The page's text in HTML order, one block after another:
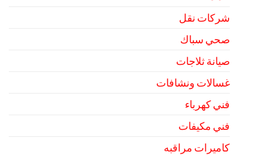
شركات نقل
صحي سباك
صيانة ثلاجات
غسالات ونشافات
فني كهرباء
فني مكيفات
كاميرات مراقبه